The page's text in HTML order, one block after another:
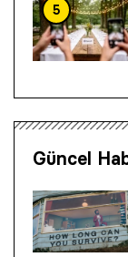
5
Güncel